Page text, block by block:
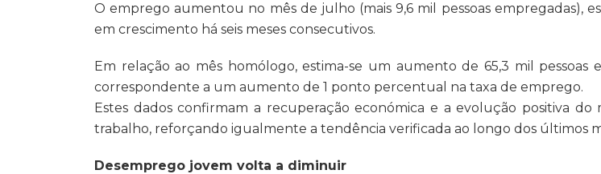
O emprego aumentou no mês de julho (mais 9,6 mil pessoas empregadas),
em crescimento há seis meses consecutivos.
Em relação ao mês homólogo, estima-se um aumento de 65,3 mil pessoas
correspondente a um aumento de 1 ponto percentual na taxa de emprego.
Estes dados confirmam a recuperação económica e a evolução positiva do
trabalho, reforçando igualmente a tendência verificada ao longo dos últimos
Desemprego jovem volta a diminuir